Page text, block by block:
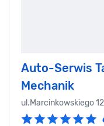
Auto-Serwis
Mechanik
ul.Marcinkowskiego